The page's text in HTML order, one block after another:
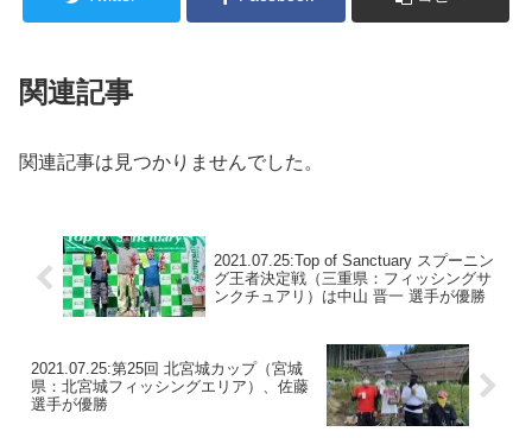
関連記事
関連記事は見つかりませんでした。
2021.07.25:Top of Sanctuary スプーニン
グ王者決定戦（三重県：フィッシングサ
ンクチュアリ）は中山 晋一 選手が優勝
2021.07.25:第25回 北宮城カップ（宮城
県：北宮城フィッシングエリア）、佐藤
選手が優勝